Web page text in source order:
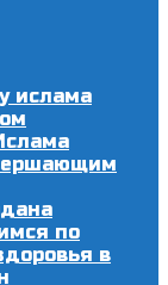
ислама
по
в